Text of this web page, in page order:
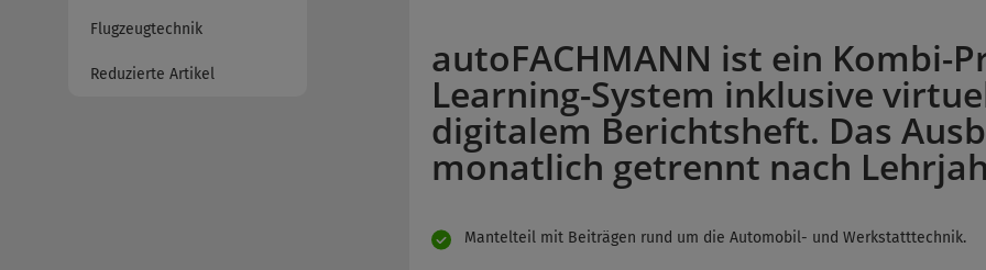
Flugzeugtechnik
Reduzierte Artikel autoFACHMANN ist ein Kombi-
Learning-System inklusive
digitalem Berichtsheft. Das
monatlich getrennt nach
Mantelteil mit Beiträgen rund um die Automobil- und Werkstatttechnik.